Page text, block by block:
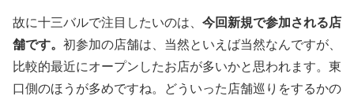
故に十三バルで注目したいのは、 今回新規で参加される店
舗です。 初参加の店舗は、当然といえば当然なんですが、
比較的最近にオープンしたお店が多いかと思われます。東
口側のほうが多めですね。どういった店舗巡りをするかの